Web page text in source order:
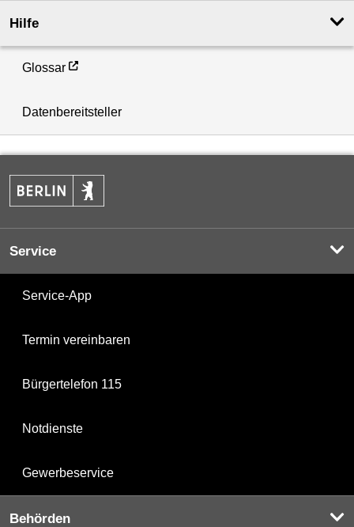
Hilfe
Glossar
Datenbereitsteller
Service
Service-App
Termin vereinbaren
Bürgertelefon 115
Notdienste
Gewerbeservice
Behörden